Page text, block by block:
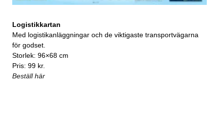
Logistikkartan
Med logistikanläggningar och de viktigaste transportvägarna
för godset.
Storlek: 96×68 cm
Pris: 99 kr.
Beställ här